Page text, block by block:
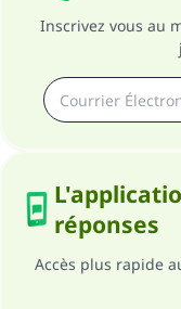
Inscrivez vous au
réponses
Accès plus rapide